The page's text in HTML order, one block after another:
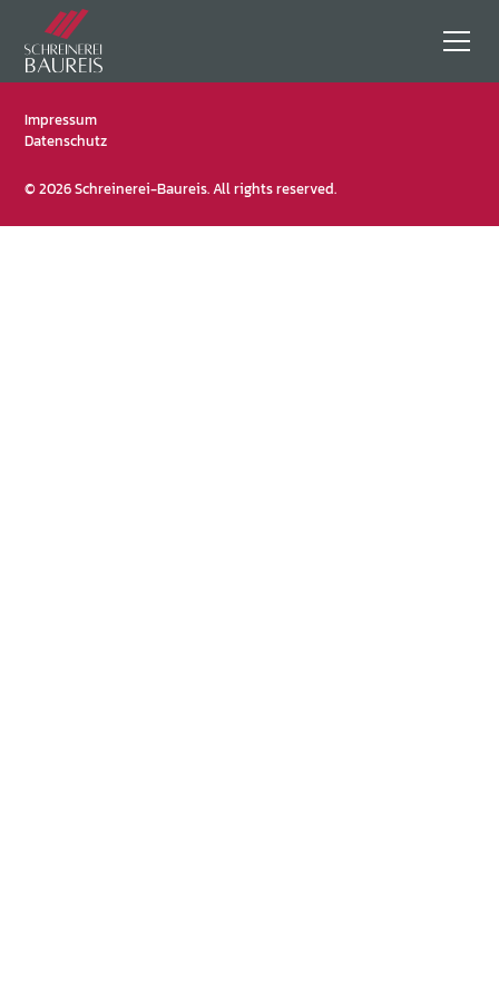
© 2026 Schreinerei-Baureis. All rights reserved.
Impressum
Datenschutz